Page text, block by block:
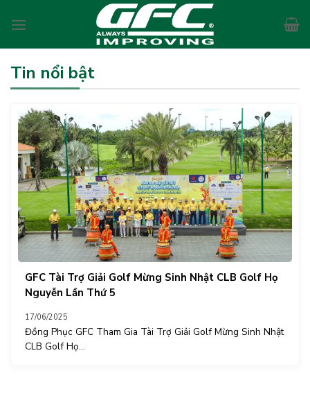
Tin nổi bật
GFC Tài Trợ Giải Golf Mừng Sinh Nhật CLB Golf Họ
Nguyễn Lần Thứ 5
17/06/2025
Đồng Phục GFC Tham Gia Tài Trợ Giải Golf Mừng Sinh Nhật
CLB Golf Họ...